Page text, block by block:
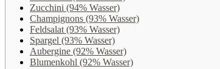
Zucchini (94% Wasser)
Champignons (93% Wasser)
Feldsalat (93% Wasser)
Spargel (93% Wasser)
Aubergine (92% Wasser)
Blumenkohl (92% Wasser)